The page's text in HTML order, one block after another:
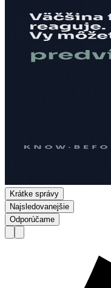
Krátke správy
Najsledovanejšie
Odporúčame